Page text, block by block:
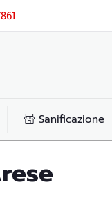
Sanificazione